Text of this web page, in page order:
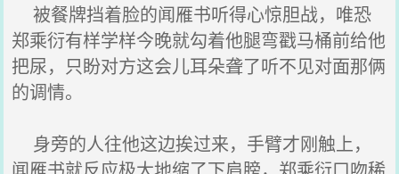
被餐牌挡着脸的闻雁书听得心惊胆战，唯恐
郑乘衍有样学样今晚就勾着他腿弯戳马桶前给他
把尿，只盼对方这会儿耳朵聋了听不见对面那俩
的调情。
身旁的人往他这边挨过来，手臂才刚触上，